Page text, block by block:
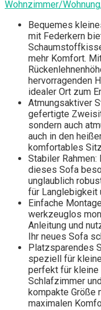
Wohnzimmer/
Bequemes
mit Federkern
mehr Komfort.
hervorragenden
idealer Ort zum
Atmungsaktiver
gefertigte
sondern auch
auch in den
komfortables
Stabiler
dieses Sofa
unglaublich
für Langlebigkeit
Einfache
werkzeuglos
Anleitung und
Ihr neues Sofa
Platzsparendes
speziell für
perfekt für kleine
Schlafzimmer
kompakte Größe
maximalen